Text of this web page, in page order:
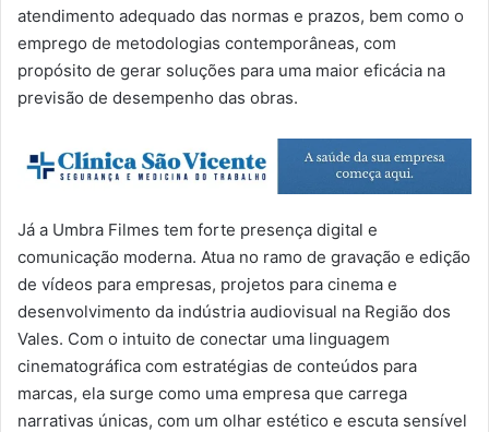
atendimento adequado das normas e prazos, bem como o
emprego de metodologias contemporâneas, com
propósito de gerar soluções para uma maior eficácia na
previsão de desempenho das obras.
Já a Umbra Filmes tem forte presença digital e
comunicação moderna. Atua no ramo de gravação e edição
de vídeos para empresas, projetos para cinema e
desenvolvimento da indústria audiovisual na Região dos
Vales. Com o intuito de conectar uma linguagem
cinematográfica com estratégias de conteúdos para
marcas, ela surge como uma empresa que carrega
narrativas únicas, com um olhar estético e escuta sensível